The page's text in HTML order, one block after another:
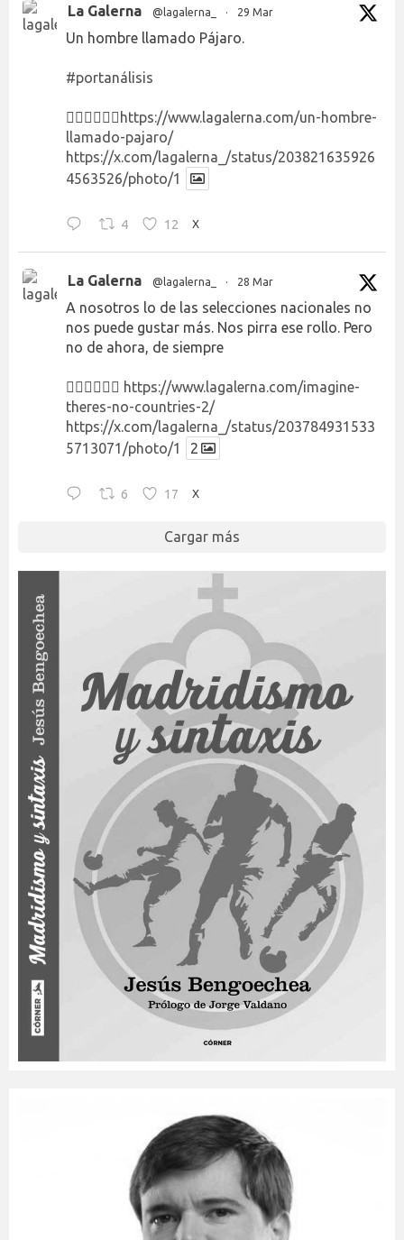
La Galerna @lagalerna_ · 29 Mar
Un hombre llamado Pájaro.
#portanálisis
👉🏻👉🏻👉🏻 https://www.lagalerna.com/un-hombre-
llamado-pajaro/
https://x.com/lagalerna_/status/203821635926
4563526/photo/1
4 12 X
La Galerna @lagalerna_ · 28 Mar
A nosotros lo de las selecciones nacionales no
nos puede gustar más. Nos pirra ese rollo. Pero
no de ahora, de siempre
👉🏻👉🏻👉🏻 https://www.lagalerna.com/imagine-
theres-no-countries-2/
https://x.com/lagalerna_/status/203784931533
5713071/photo/1
2
6 17 X
Cargar más